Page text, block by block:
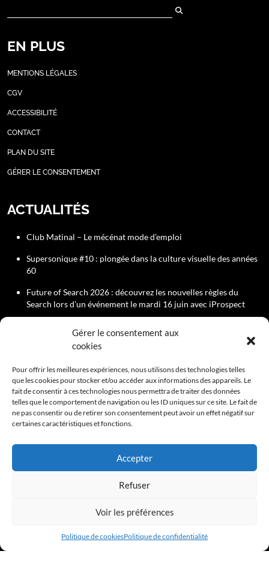
Gérer le consentement aux
cookies
Pour offrir les meilleures expériences, nous utilisons des technologies telles
que les cookies pour stocker et/ou accéder aux informations des appareils. Le
fait de consentir à ces technologies nous permettra de traiter des données
telles que le comportement de navigation ou les ID uniques sur ce site. Le fait de
ne pas consentir ou de retirer son consentement peut avoir un effet négatif sur
certaines caractéristiques et fonctions.
Accepter
Refuser
Voir les préférences
Politique de cookiesPolitique de confidentialité
EN PLUS
MENTIONS LÉGALES
CGV
ACCESSIBILITÉ
CONTACT
PLAN DU SITE
GÉRER LE CONSENTEMENT
ACTUALITÉS
Club Matinal – Le mécénat mode d’emploi
Supersonique #10 : plongée dans la culture visuelle des années
60
Future of Search 2026 : découvrez les nouvelles règles du
Search lors d’un événement le mardi 16 juin avec iProspect
PROCHAIN ÉVÈNEMENT
APÉRO DE RENTRÉ 2026 - 10 SEPTEMBRE 2026